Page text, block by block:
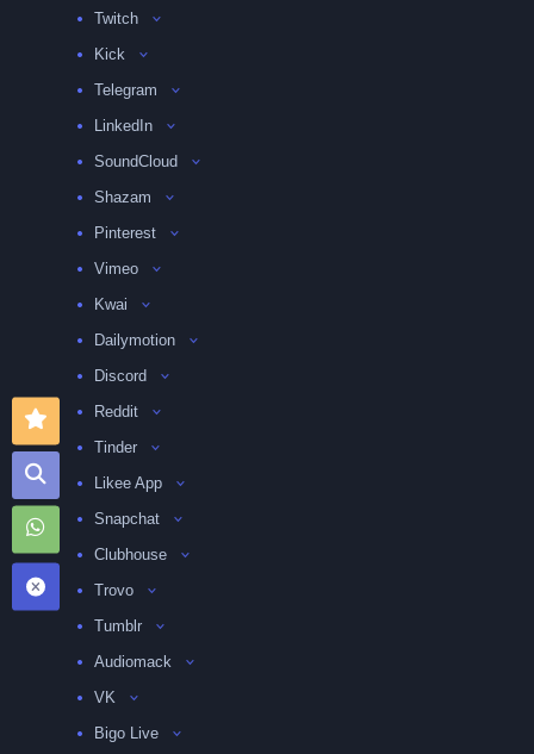
Twitch
Kick
Telegram
LinkedIn
SoundCloud
Shazam
Pinterest
Vimeo
Kwai
Dailymotion
Discord
Reddit
Tinder
Likee App
Snapchat
Clubhouse
Trovo
Tumblr
Audiomack
VK
Bigo Live